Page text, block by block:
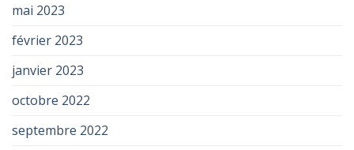
mai 2023
février 2023
janvier 2023
octobre 2022
septembre 2022